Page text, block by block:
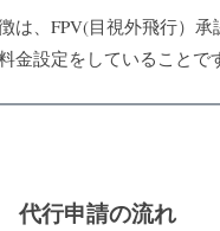
は、FPV(目視外飛行）承
金設定をしていることで
代行申請の流れ